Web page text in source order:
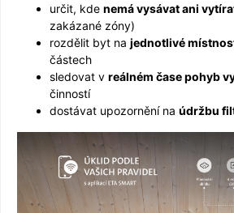
určit, kde nemá vysávat ani
zakázané zóny)
rozdělit byt na jednotlivé
částech
sledovat v reálném čase pohyb
činností
dostávat upozornění na údržbu